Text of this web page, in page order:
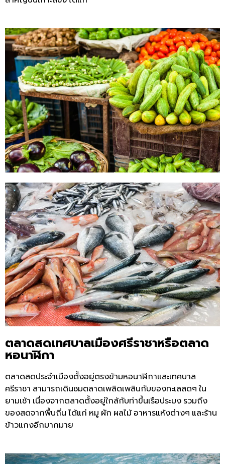
ตลาดสดเทศบาลเมืองศรีราชาหรือตลาด
หอนาฬิกา
ตลาดสดประจำเมืองตั้งอยู่ตรงข้ามหอนาฬิกาและเทศบาล
ศรีราชา สามารถเดินชมตลาดเพลิดเพลินกับของทะเลสดๆ ใน
ยามเช้า เนื่องจากตลาดตั้งอยู่ใกล้กับท่าขึ้นเรือประมง รวมถึง
ของสดจากพื้นถิ่น ได้แก่ หมู ผัก ผลไม้ อาหารแห้งต่างๆ และร้าน
ข้าวแกงอีกมากมาย